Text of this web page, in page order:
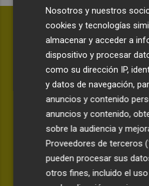
ANÁLISIS | LA CANTINA
Awa Fam deja más
Nosotros y nuestros
cookies y tecnologías
almacenar y acceder a
dispositivo y procesar
como su dirección IP,
y datos de navegación,
anuncios y contenido
anuncios y contenido,
sobre la audiencia y
Proveedores de terceros
pueden procesar sus
otros fines, incluido el